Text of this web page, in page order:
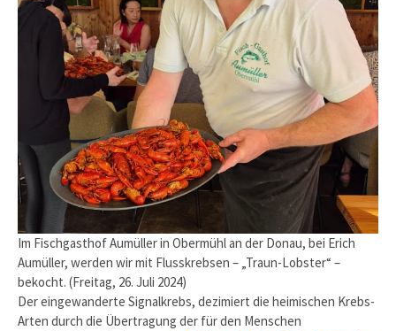
Im Fischgasthof Aumüller in Obermühl an der Donau, bei Erich
Aumüller, werden wir mit Flusskrebsen – „Traun-Lobster“ –
bekocht. (Freitag, 26. Juli 2024)
Der eingewanderte Signalkrebs, dezimiert die heimischen Krebs-
Arten durch die Übertragung der für den Menschen